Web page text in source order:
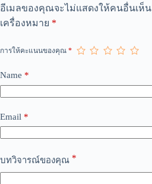
อีเมลของคุณจะไม่แสดงให้คนอื่นเห็น
เครื่องหมาย *
การให้คะแนนของคุณ *
Name *
Email *
บทวิจารณ์ของคุณ *
A
t
r
a
t
e
: